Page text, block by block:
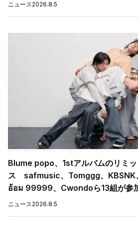
ニュース2026.8.5
Blume popo、1stアルバムのリミ
ス safmusic、Tomggg、KBSNK
อ้อม 99999、Cwondoら13組が参
ニュース2026.8.5